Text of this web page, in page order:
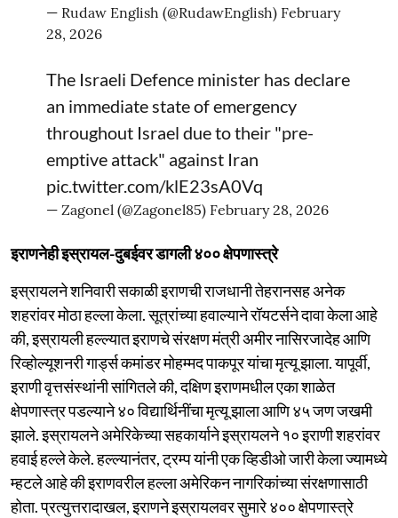
— Rudaw English (@RudawEnglish) February
28, 2026
The Israeli Defence minister has declare
an immediate state of emergency
throughout Israel due to their "pre-
emptive attack" against Iran
pic.twitter.com/klE23sA0Vq
— Zagonel (@Zagonel85) February 28, 2026
इराणनेही इस्रायल-दुबईवर डागली ४०० क्षेपणास्त्रे
इस्रायलने शनिवारी सकाळी इराणची राजधानी तेहरानसह अनेक
शहरांवर मोठा हल्ला केला. सूत्रांच्या हवाल्याने रॉयटर्सने दावा केला आहे
की, इस्रायली हल्ल्यात इराणचे संरक्षण मंत्री अमीर नासिरजादेह आणि
रिव्होल्यूशनरी गार्ड्स कमांडर मोहम्मद पाकपूर यांचा मृत्यू झाला. यापूर्वी,
इराणी वृत्तसंस्थांनी सांगितले की, दक्षिण इराणमधील एका शाळेत
क्षेपणास्त्र पडल्याने ४० विद्यार्थिनींचा मृत्यू झाला आणि ४५ जण जखमी
झाले. इस्रायलने अमेरिकेच्या सहकार्याने इस्रायलने १० इराणी शहरांवर
हवाई हल्ले केले. हल्ल्यानंतर, ट्रम्प यांनी एक व्हिडीओ जारी केला ज्यामध्ये
म्हटले आहे की इराणवरील हल्ला अमेरिकन नागरिकांच्या संरक्षणासाठी
होता. प्रत्युत्तरादाखल, इराणने इस्रायलवर सुमारे ४०० क्षेपणास्त्रे